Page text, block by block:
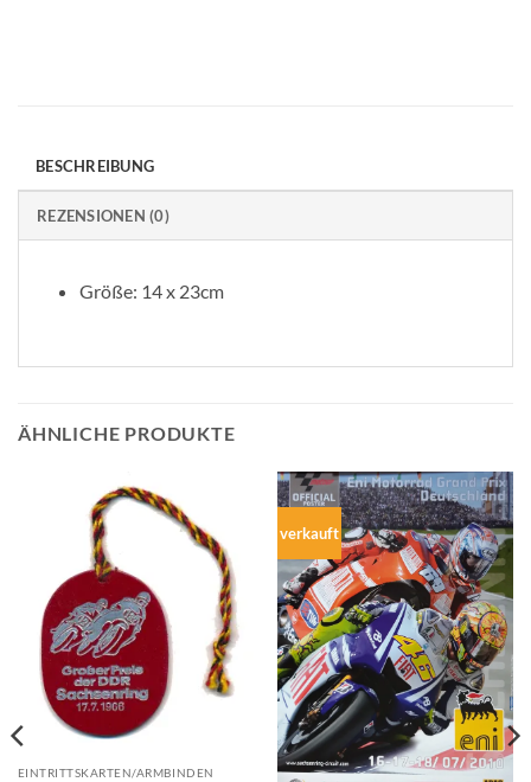
BESCHREIBUNG
REZENSIONEN (0)
Größe: 14 x 23cm
ÄHNLICHE PRODUKTE
EINTRITTSKARTEN/ARMBINDEN
verkauft